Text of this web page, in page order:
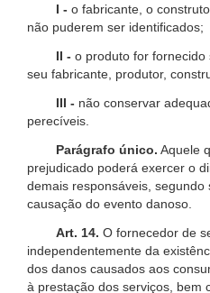
I - o fabricante, o
não puderem ser identificados;
II - o produto for
seu fabricante, produtor,
III - não conservar
perecíveis.
Parágrafo único. Aquele
prejudicado poderá exercer o
demais responsáveis, segundo
causação do evento danoso.
Art. 14. O fornecedor de
independentemente da
dos danos causados aos
à prestação dos serviços, bem